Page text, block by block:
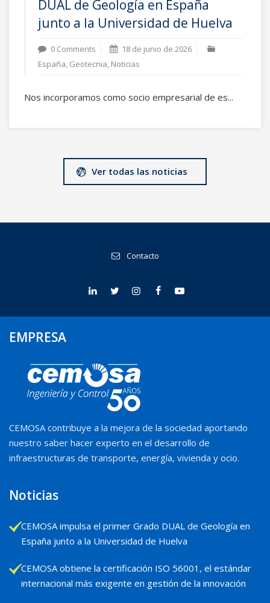
DUAL de Geología en España
junto a la Universidad de Huelva
0 Comments
18 de junio de 2026
España, Geotecnia, Noticias
Nos incorporamos como socio empresarial de es...
Ver todas las noticias
Contacto
EMPRESA
CEMOSA contribuye a la mejora de la sociedad aportando
nuestro saber hacer experto en el desarrollo de
infraestructuras de transporte, energía, vivienda y ocio.
Noticias
CEMOSA impulsa el primer Grado DUAL de Geología en
España junto a la Universidad de Huelva
CEMOSA obtiene la certificación ISO 56001, el estándar
internacional más exigente en gestión de la innovación